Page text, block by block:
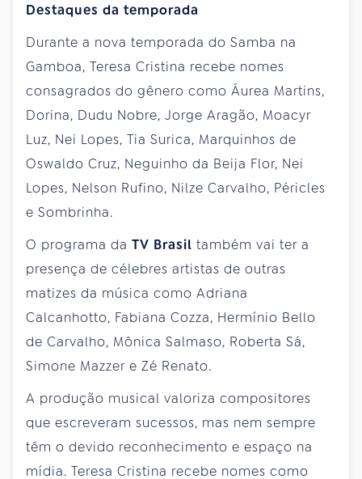
Destaques da temporada
Durante a nova temporada do Samba na
Gamboa, Teresa Cristina recebe nomes
consagrados do gênero como Áurea Martins,
Dorina, Dudu Nobre, Jorge Aragão, Moacyr
Luz, Nei Lopes, Tia Surica, Marquinhos de
Oswaldo Cruz, Neguinho da Beija Flor, Nei
Lopes, Nelson Rufino, Nilze Carvalho, Péricles
e Sombrinha.
O programa da TV Brasil também vai ter a
presença de célebres artistas de outras
matizes da música como Adriana
Calcanhotto, Fabiana Cozza, Hermínio Bello
de Carvalho, Mônica Salmaso, Roberta Sá,
Simone Mazzer e Zé Renato.
A produção musical valoriza compositores
que escreveram sucessos, mas nem sempre
têm o devido reconhecimento e espaço na
mídia. Teresa Cristina recebe nomes como